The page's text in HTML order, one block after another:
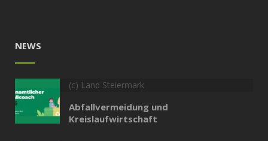
NEWS
(c) Land Steiermark
Abfallvermeidung und
Kreislaufwirtschaft